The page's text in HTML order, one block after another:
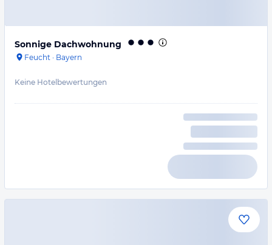
Sonnige Dachwohnung
Feucht · Bayern
Keine Hotelbewertungen